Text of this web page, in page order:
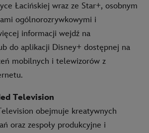
Łacińskiej wraz ze Star+, osobnym
ogólnorozrywkowymi i
informacji wejdź na
do aplikacji Disney+ dostępnej na
mobilnych i telewizorów z
Television
obejmuje kreatywnych
oraz zespoły produkcyjne i